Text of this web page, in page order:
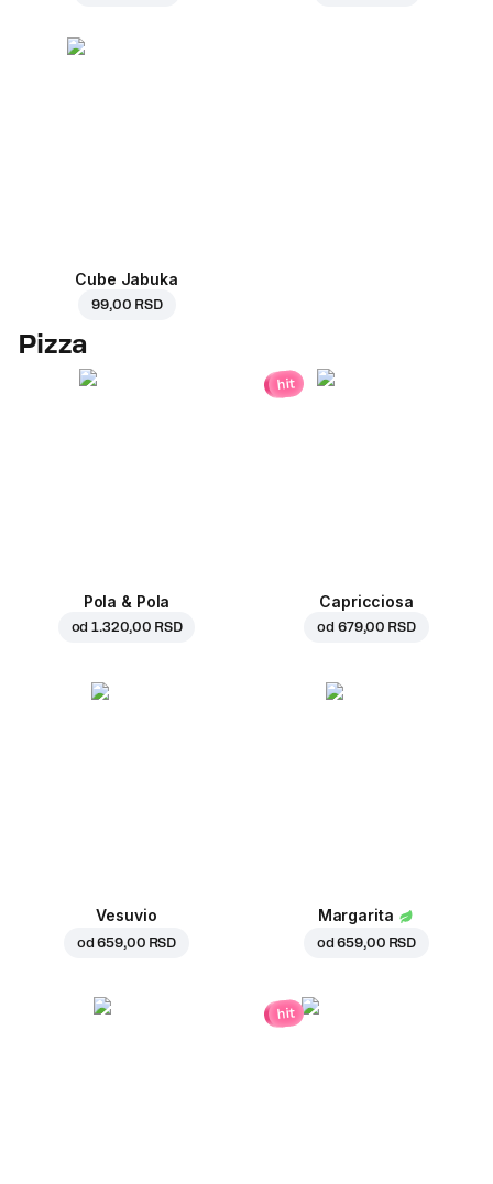
Cube Jabuka
99,00 RSD
Pizza
Pola & Pola
od1.320,00 RSD
hit
Capricciosa
od 679,00 RSD
Vesuvio
od659,00 RSD
Margarita
od659,00 RSD
hit